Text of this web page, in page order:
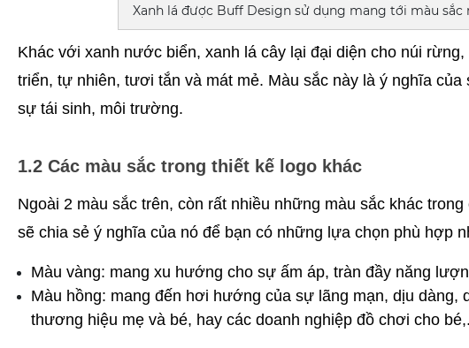
Xanh lá được Buff Design sử dụng mang tới màu
Khác với xanh nước biển, xanh lá cây lại đại diện cho núi
triển, tự nhiên, tươi tắn và mát mẻ. Màu sắc này là ý nghĩa
sự tái sinh, môi trường.
1.2 Các màu sắc trong thiết kế logo khác
Ngoài 2 màu sắc trên, còn rất nhiều những màu sắc khác
sẽ chia sẻ ý nghĩa của nó để bạn có những lựa chọn phù hợp
Màu vàng: mang xu hướng cho sự ấm áp, tràn đầy năng
Màu hồng: mang đến hơi hướng của sự lãng mạn, dịu
thương hiệu mẹ và bé, hay các doanh nghiệp đồ chơi cho